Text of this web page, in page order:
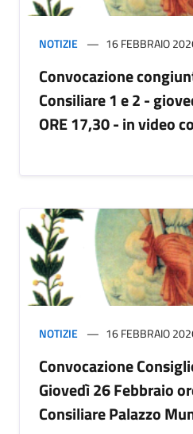
NOTIZIE 16 FEBBRAIO
Convocazione
Consiliare 1 e 2 -
ORE 17,30 - in video
NOTIZIE 16 FEBBRAIO
Convocazione
Giovedì 26 Febbraio
Consiliare Palazzo